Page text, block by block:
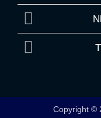
Copyright ©